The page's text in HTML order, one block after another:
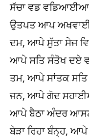
ਸੱਚਾ ਵਡ
ਉਤਪਤ ਆਪ
ਦਮ, ਆਪੇ ਸੁੱਤਾ ਸੇਜ
ਆਪੇ ਸਤਿ ਸੰਤੋਖ
ਤਮ, ਆਪੇ ਸਾਂਤਕ
ਜਨ, ਆਪੇ ਗੋਦ
ਆਪੇ ਬੈਠਾ ਅੰਦਰ
ਬੇੜਾ ਰਿਹਾ ਬੰਨ੍ਹ,